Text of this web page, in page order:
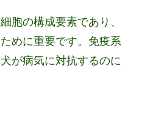
胞の構成要素であり、
めに重要です。免疫系
が病気に対抗するのに